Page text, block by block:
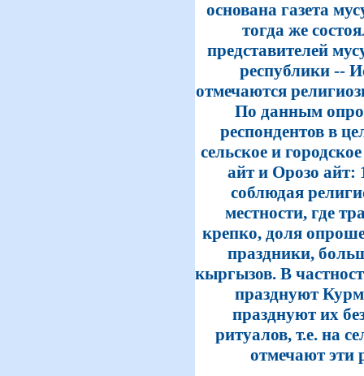
основана газета
тогда же
представителей
республики --
отмечаются
По данным
респондентов в
сельское и
айт и Орозо айт:
соблюдая
местности, где
крепко, доля
праздники,
кыргызов. В
празднуют
празднуют их
ритуалов, т.е. на
отмечают эти